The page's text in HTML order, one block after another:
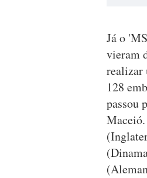
Já o
vieram
realizar
128
passou